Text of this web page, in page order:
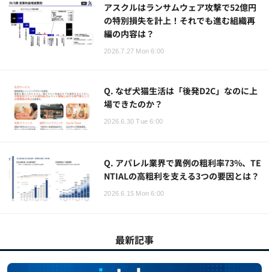
アスクルはランサムウェア攻撃で52億円
の特別損失を計上！それでも進む組織再
編の内容は？
2026.7.27 Mon 6:00
Q. なぜ犬猫生活は「後発D2C」なのに上
場できたのか？
2026.6.30 Tue 6:00
Q. アパレル業界で異例の粗利率73%、TE
NTIALの高粗利を支える3つの要因とは？
2026.6.15 Mon 6:00
最新記事